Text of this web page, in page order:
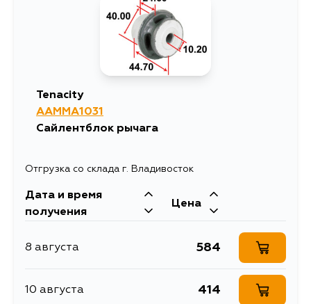
Tenacity
AAMMA1031
Сайлентблок рычага
Отгрузка со склада г. Владивосток
Дата и время
получения
Цена
8 августа 584
10 августа 414